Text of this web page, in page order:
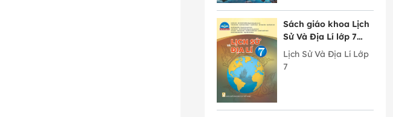
Sách giáo khoa Lịch
Sử Và Địa Lí lớp 7
Chân Trời Sáng Tạo
Lịch Sử Và Địa Lí Lớp
7